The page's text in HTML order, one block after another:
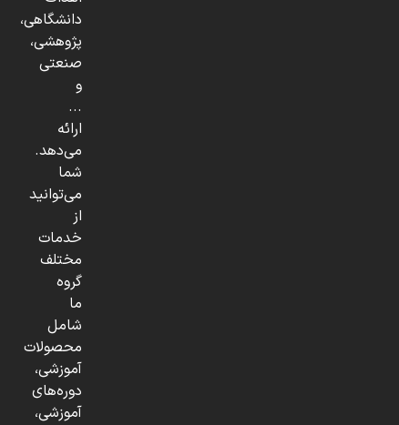
دانشگاهی،
پژوهشی،
صنعتی
و
...
ارائه
می‌دهد.
شما
می‌توانید
از
خدمات
مختلف
گروه
ما
شامل
محصولات
آموزشی،
دوره‌های
آموزشی،